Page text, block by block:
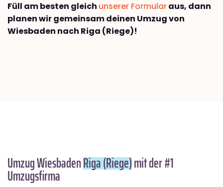
Füll am besten gleich unserer Formularaus, dann
planen wir gemeinsam deinen Umzug von
Wiesbaden nach Riga (Riege)!
Umzug WiesbadenRiga (Riege)mit der #1
Umzugsfirma